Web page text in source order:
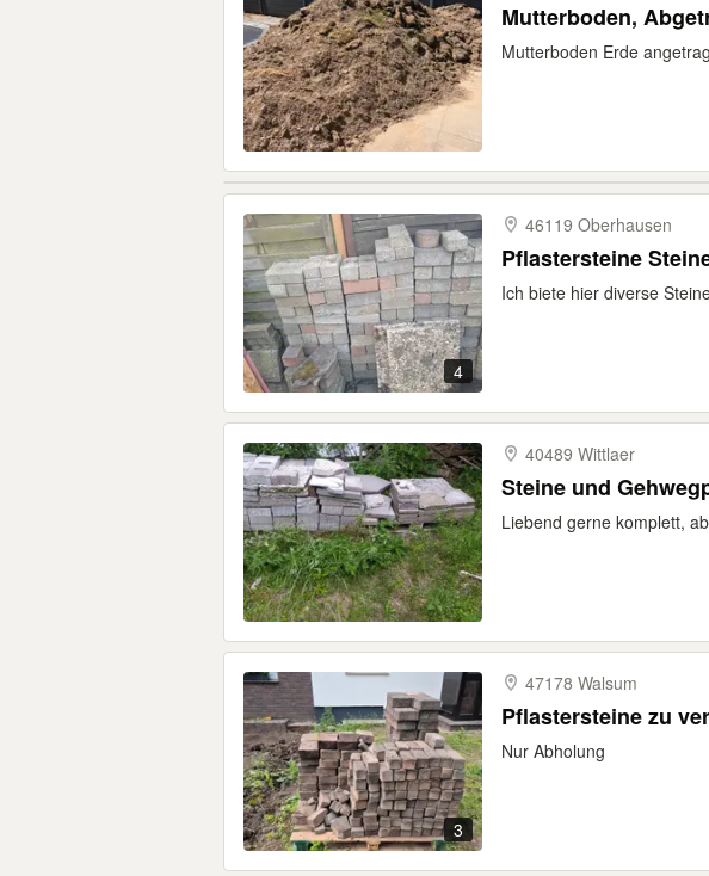
Mutterboden,
Mutterboden Erde
4
46119 Oberhausen
Pflastersteine
Ich biete hier diverse
40489 Wittlaer
Steine und
Liebend gerne komplett,
3
47178 Walsum
Pflastersteine zu
Nur Abholung